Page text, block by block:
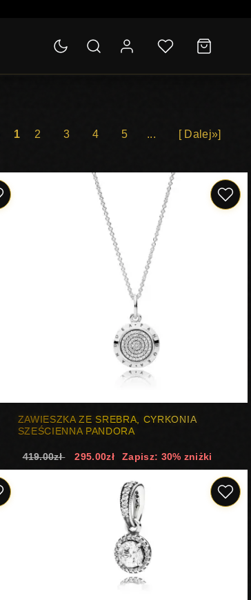
1 2 3 4 5 ... [ Dalej»]
ZAWIESZKA ZE SREBRA, CYRKONIA
SZEŚCIENNA PANDORA
419.00zł 295.00zł Zapisz: 30% zniżki